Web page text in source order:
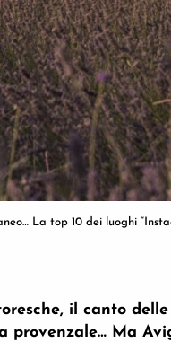
La top 10 dei luoghi
il canto
provenzale… Ma